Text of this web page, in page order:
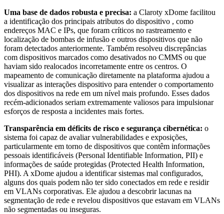
Uma base de dados robusta e precisa: a Claroty xDome facilitou
a identificação dos principais atributos do dispositivo , como
endereços MAC e IPs, que foram críticos no rastreamento e
localização de bombas de infusão e outros dispositivos que não
foram detectados anteriormente. Também resolveu discrepâncias
com dispositivos marcados como desativados no CMMS ou que
haviam sido realocados incorretamente entre os centros. O
mapeamento de comunicação diretamente na plataforma ajudou a
visualizar as interações dispositivo para entender o comportamento
dos dispositivos na rede em um nível mais profundo. Esses dados
recém-adicionados seriam extremamente valiosos para impulsionar
esforços de resposta a incidentes mais fortes.
Transparência em déficits de risco e segurança cibernética: o
sistema foi capaz de avaliar vulnerabilidades e exposições,
particularmente em torno de dispositivos que contêm informações
pessoais identificáveis (Personal Identifiable Information, PII) e
informações de saúde protegidas (Protected Health Information,
PHI). A xDome ajudou a identificar sistemas mal configurados,
alguns dos quais podem não ter sido conectados em rede e residir
em VLANs corporativas. Ele ajudou a descobrir lacunas na
segmentação de rede e revelou dispositivos que estavam em VLANs
não segmentadas ou inseguras.